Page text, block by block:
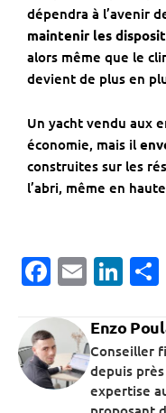
dépendra à l’avenir
maintenir les
alors même que le
devient de plus en
Un yacht vendu aux
économie, mais il
construites sur les
l’abri, même en
Facebook
Email
Enzo
Conseiller
depuis
expertise